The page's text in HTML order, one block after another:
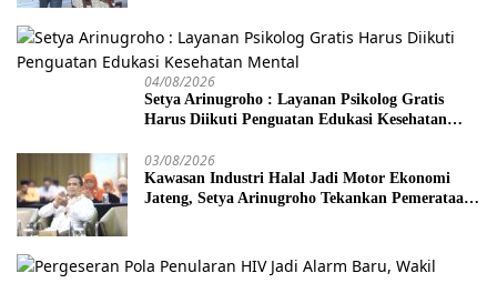
04/08/2026
Setya Arinugroho : Layanan Psikolog Gratis
Harus Diikuti Penguatan Edukasi Kesehatan
03/08/2026
Kawasan Industri Halal Jadi Motor Ekonomi
Jateng, Setya Arinugroho Tekankan Pemerataan